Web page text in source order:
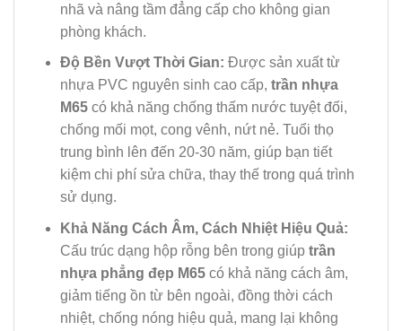
nhã và nâng tầm đẳng cấp cho không gian
phòng khách.
Độ Bền Vượt Thời Gian: Được sản xuất từ
nhựa PVC nguyên sinh cao cấp, trần nhựa
M65có khả năng chống thấm nước tuyệt đối,
chống mối mọt, cong vênh, nứt nẻ. Tuổi thọ
trung bình lên đến 20-30 năm, giúp bạn tiết
kiệm chi phí sửa chữa, thay thế trong quá trình
sử dụng.
Khả Năng Cách Âm, Cách Nhiệt Hiệu Quả:
Cấu trúc dạng hộp rỗng bên trong giúp trần
nhựa phẳng đẹp M65có khả năng cách âm,
giảm tiếng ồn từ bên ngoài, đồng thời cách
nhiệt, chống nóng hiệu quả, mang lại không